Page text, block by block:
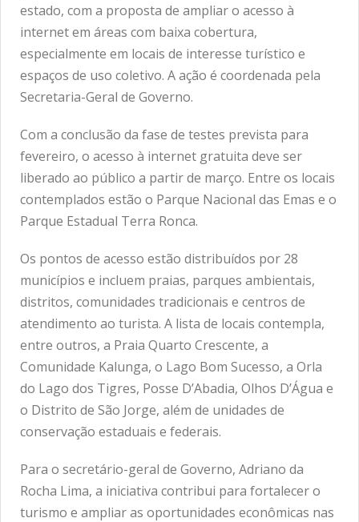
estado, com a proposta de ampliar o acesso à
internet em áreas com baixa cobertura,
especialmente em locais de interesse turístico e
espaços de uso coletivo. A ação é coordenada pela
Secretaria-Geral de Governo.
Com a conclusão da fase de testes prevista para
fevereiro, o acesso à internet gratuita deve ser
liberado ao público a partir de março. Entre os locais
contemplados estão o Parque Nacional das Emas e o
Parque Estadual Terra Ronca.
Os pontos de acesso estão distribuídos por 28
municípios e incluem praias, parques ambientais,
distritos, comunidades tradicionais e centros de
atendimento ao turista. A lista de locais contempla,
entre outros, a Praia Quarto Crescente, a
Comunidade Kalunga, o Lago Bom Sucesso, a Orla
do Lago dos Tigres, Posse D’Abadia, Olhos D’Água e
o Distrito de São Jorge, além de unidades de
conservação estaduais e federais.
Para o secretário-geral de Governo, Adriano da
Rocha Lima, a iniciativa contribui para fortalecer o
turismo e ampliar as oportunidades econômicas nas